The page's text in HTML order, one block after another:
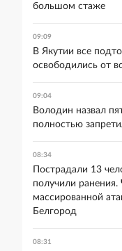
большом стаже
09:09
В Якутии все
освободились от
09:04
Володин назвал
полностью
08:34
Пострадали 13
получили ранения.
массированной
Белгород
08:31